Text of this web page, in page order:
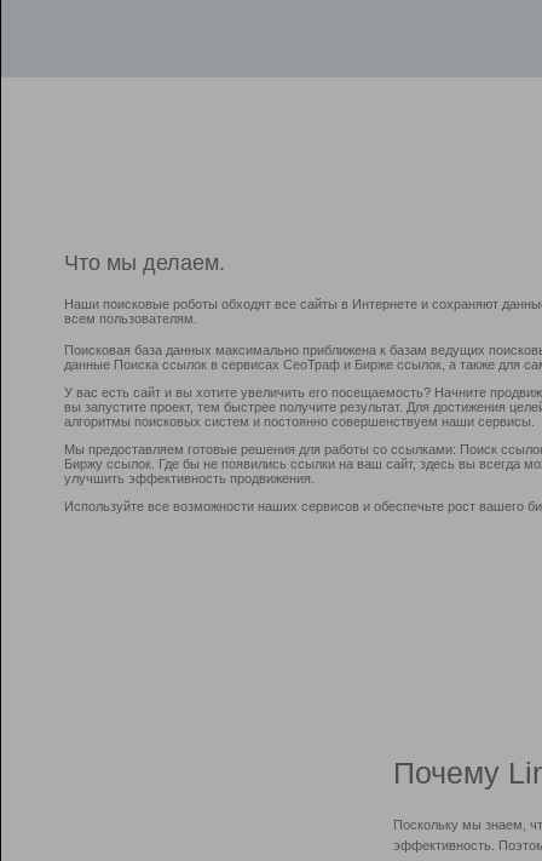
Что мы делаем.
Наши поисковые роботы обходят все сайты в Интернете и сохраняют
всем пользователям.
Поисковая база данных максимально приближена к базам ведущих
данные Поиска ссылок в сервисах СеоТраф и Бирже ссылок, а также для
У вас есть сайт и вы хотите увеличить его посещаемость? Начните
вы запустите проект, тем быстрее получите результат. Для достижения
алгоритмы поисковых систем и постоянно совершенствуем наши сервисы.
Мы предоставляем готовые решения для работы со ссылками: Поиск
Биржу ссылок. Где бы не появились ссылки на ваш сайт, здесь вы всегда
улучшить эффективность продвижения.
Используйте все возможности наших сервисов и обеспечьте рост вашего
Почему
Поскольку мы знаем,
эффективность.